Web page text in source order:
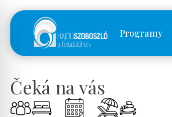
Programy
Čeká na vás